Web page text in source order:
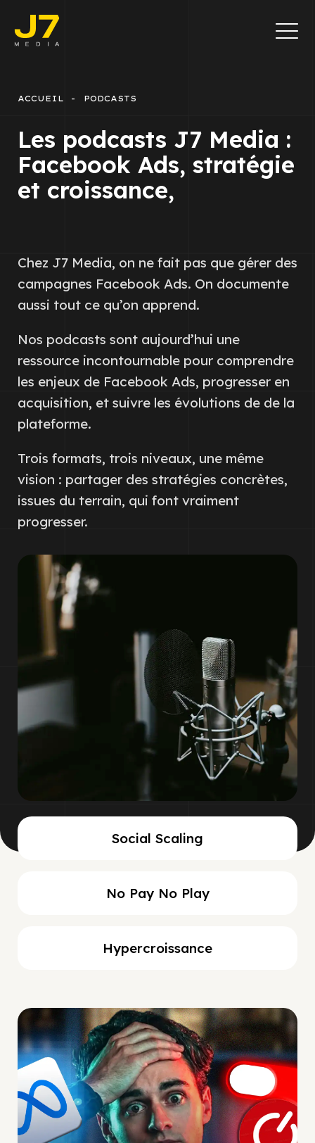
ACCUEIL PODCASTS
Les podcasts J7 Media :
Facebook Ads, stratégie
et croissance,
Chez J7 Media, on ne fait pas que gérer des
campagnes Facebook Ads. On documente
aussi tout ce qu’on apprend.
Nos podcasts sont aujourd’hui une
ressource incontournable pour comprendre
les enjeux de Facebook Ads, progresser en
acquisition, et suivre les évolutions de de la
plateforme.
Trois formats, trois niveaux, une même
vision : partager des stratégies concrètes,
issues du terrain, qui font vraiment
progresser.
Social Scaling
No Pay No Play
Hypercroissance
Social Scaling